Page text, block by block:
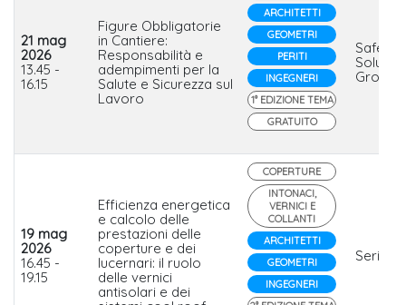
21 mag
2026
13.45 -
16.15
Figure Obbligatorie
in Cantiere:
Responsabilità e
adempimenti per la
Salute e Sicurezza sul
Lavoro
ARCHITETTI
GEOMETRI
PERITI
INGEGNERI
1° EDIZIONE TEMA
GRATUITO
Safety
Solution
Group
19 mag
2026
16.45 -
19.15
Efficienza energetica
e calcolo delle
prestazioni delle
coperture e dei
lucernari: il ruolo
delle vernici
antisolari e dei
COPERTURE
INTONACI,
VERNICI E
COLLANTI
ARCHITETTI
GEOMETRI
INGEGNERI